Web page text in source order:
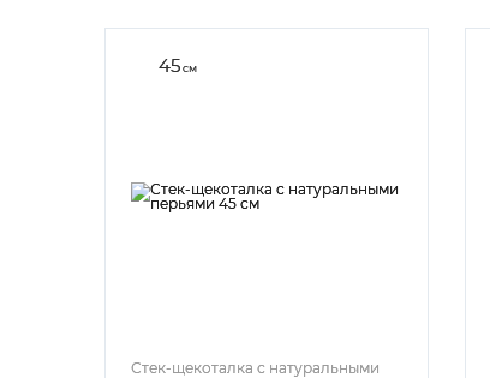
45см
Стек-щекоталка с натуральными